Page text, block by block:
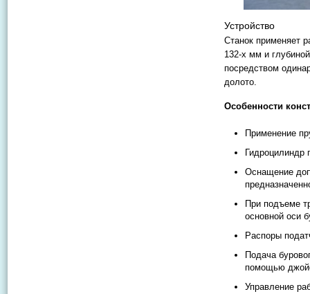
Устройство
Станок применяет
132-х мм и
посредством
долото.
Особенности
Применение
Гидроцилиндр
Оснащение
При подъеме
основной оси
Распоры
Подача
помощью
Управление